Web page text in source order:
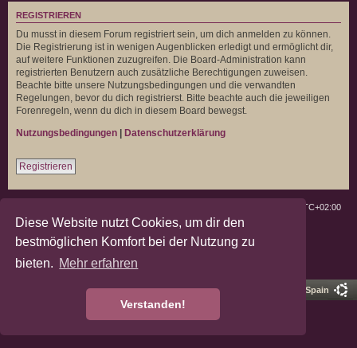
Diese Website nutzt Cookies, um dir den
bestmöglichen Komfort bei der Nutzung zu
bieten. Mehr erfahren
Verstanden!
REGISTRIEREN
Du musst in diesem Forum registriert sein, um dich anmelden zu können.
Die Registrierung ist in wenigen Augenblicken erledigt und ermöglicht dir,
auf weitere Funktionen zuzugreifen. Die Board-Administration kann
registrierten Benutzern auch zusätzliche Berechtigungen zuweisen.
Beachte bitte unsere Nutzungsbedingungen und die verwandten
Regelungen, bevor du dich registrierst. Bitte beachte auch die jeweiligen
Forenregeln, wenn du dich in diesem Board bewegst.
Nutzungsbedingungen | Datenschutzerklärung
Registrieren
UTC+02:00
Powered by phpBB ® Forum Software © phpBB Limited
phpBB.de
Datenschutz
Pro Ubuntu Lucid Style Ported 3.3 by phpBB Spain